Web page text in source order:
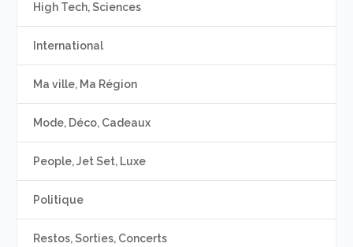
High Tech, Sciences
International
Ma ville, Ma Région
Mode, Déco, Cadeaux
People, Jet Set, Luxe
Politique
Restos, Sorties, Concerts